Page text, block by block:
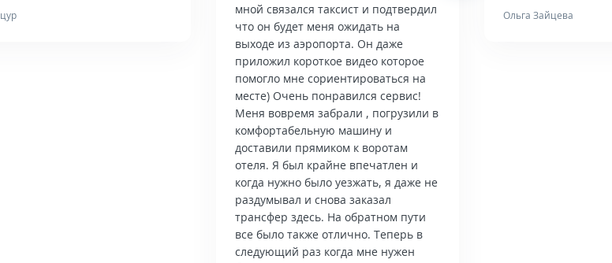
мной связался таксист и подтвердил
что он будет меня ожидать на
выходе из аэропорта. Он даже
приложил короткое видео которое
помогло мне сориентироваться на
месте) Очень понравился сервис!
Меня вовремя забрали , погрузили в
комфортабельную машину и
доставили прямиком к воротам
отеля. Я был крайне впечатлен и
когда нужно было уезжать, я даже не
раздумывал и снова заказал
трансфер здесь. На обратном пути
все было также отлично. Теперь в
следующий раз когда мне нужен
Ольга Зайцева